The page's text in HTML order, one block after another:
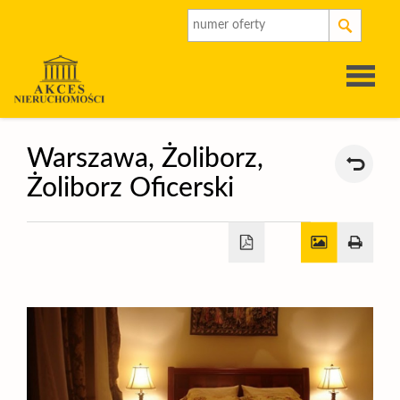
firmie
Oferty
Warszawa, Żoliborz,
Żoliborz Oficerski